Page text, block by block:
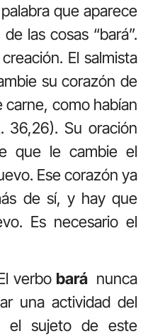
que aparece
las cosas “bará”.
El salmista
su corazón de
carne, como habían
36,26). Su oración
que le cambie el
Ese corazón ya
de sí, y hay que
Es necesario el
verbo bará nunca
una actividad del
el sujeto de este